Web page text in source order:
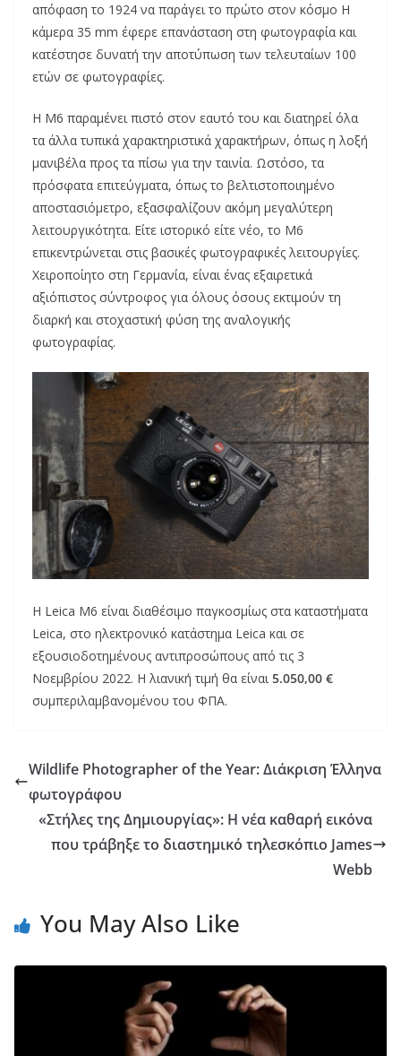
απόφαση το 1924 να παράγει το πρώτο στον κόσμο Η
κάμερα 35 mm έφερε επανάσταση στη φωτογραφία και
κατέστησε δυνατή την αποτύπωση των τελευταίων 100
ετών σε φωτογραφίες.
H M6 παραμένει πιστό στον εαυτό του και διατηρεί όλα
τα άλλα τυπικά χαρακτηριστικά χαρακτήρων, όπως η λοξή
μανιβέλα προς τα πίσω για την ταινία. Ωστόσο, τα
πρόσφατα επιτεύγματα, όπως το βελτιστοποιημένο
αποστασιόμετρο, εξασφαλίζουν ακόμη μεγαλύτερη
λειτουργικότητα. Είτε ιστορικό είτε νέο, το M6
επικεντρώνεται στις βασικές φωτογραφικές λειτουργίες.
Χειροποίητο στη Γερμανία, είναι ένας εξαιρετικά
αξιόπιστος σύντροφος για όλους όσους εκτιμούν τη
διαρκή και στοχαστική φύση της αναλογικής
φωτογραφίας.
H Leica M6 είναι διαθέσιμο παγκοσμίως στα καταστήματα
Leica, στο ηλεκτρονικό κατάστημα Leica και σε
εξουσιοδοτημένους αντιπροσώπους από τις 3
Νοεμβρίου 2022. Η λιανική τιμή θα είναι 5.050,00 €
συμπεριλαμβανομένου του ΦΠΑ.
Wildlife Photographer of the Year: Διάκριση Έλληνα
φωτογράφου
«Στήλες της Δημιουργίας»: Η νέα καθαρή εικόνα
που τράβηξε το διαστημικό τηλεσκόπιο James
Webb
You May Also Like